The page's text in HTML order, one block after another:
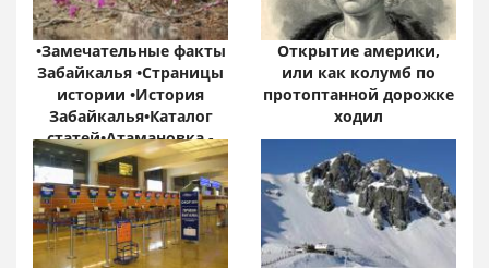
•Замечательные факты
Забайкалья •Страницы
истории •История
Забайкалья•Каталог
статей•Атамановка -
Онлайн•
Забайкальский край:
цифры и факты
Открытие америки,
или как колумб по
протоптанной дорожке
ходил